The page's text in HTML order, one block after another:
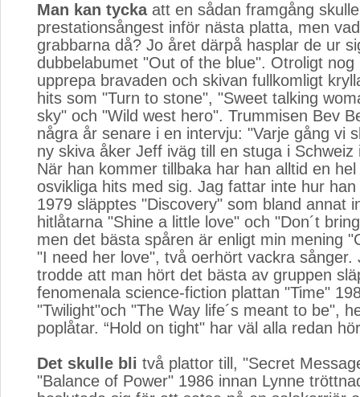
Man kan tyckaatt en sådan framgång
prestationsångest inför nästa platta, men
grabbarna då? Jo året därpå hasplar de ur
dubbelabumet "Out of the blue". Otroligt nog
upprepa bravaden och skivan fullkomligt
hits som "Turn to stone", "Sweet talking
sky" och "Wild west hero". Trummisen Bev
några år senare i en intervju: "Varje gång vi
ny skiva åker Jeff iväg till en stuga i Schweiz
När han kommer tillbaka har han alltid en
osvikliga hits med sig. Jag fattar inte hur
1979 släpptes "Discovery" som bland annat
hitlåtarna "Shine a little love" och "Don´t
men det bästa spåren är enligt min mening
"I need her love", två oerhört vackra sånger.
trodde att man hört det bästa av gruppen
fenomenala science-fiction plattan "Time"
"Twilight"och "The Way life´s meant to be",
poplåtar. “Hold on tight" har väl alla redan
Det skulle bli två plattor till, "Secret
"Balance of Power" 1986 innan Lynne